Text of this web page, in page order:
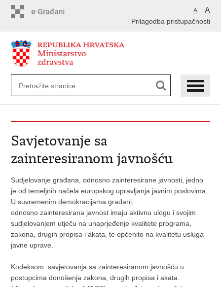
A A
Prilagodba pristupačnosti
Savjetovanje sa
zainteresiranom javnošću
Sudjelovanje građana, odnosno zainteresirane javnosti, jedno
je od temeljnih načela europskog upravljanja javnim poslovima.
U suvremenim demokracijama građani,
odnosno zainteresirana javnost imaju aktivnu ulogu i svojim
sudjelovanjem utječu na unaprjeđenje kvalitete programa,
zakona, drugih propisa i akata, te općenito na kvalitetu usluga
javne uprave.
Kodeksom savjetovanja sa zainteresiranom javnošću u
postupcima donošenja zakona, drugih propisa i akata.